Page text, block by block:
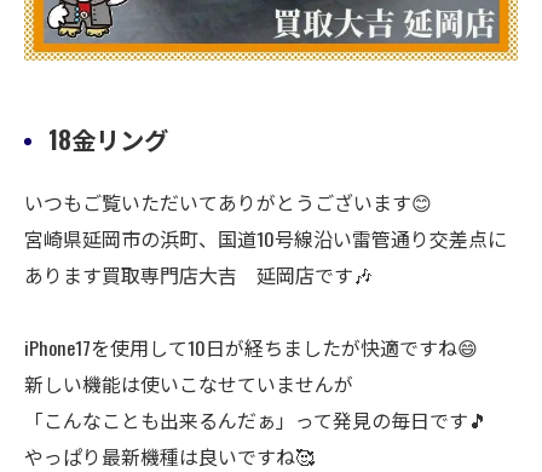
18金リング
いつもご覧いただいてありがとうございます😊
宮崎県延岡市の浜町、国道10号線沿い雷管通り交差点に
あります買取専門店大吉 延岡店です🎶
iPhone17を使用して10日が経ちましたが快適ですね😄
新しい機能は使いこなせていませんが
「こんなことも出来るんだぁ」って発見の毎日です🎵
やっぱり最新機種は良いですね🥰